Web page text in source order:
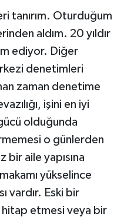
tanırım. Oturduğum
aldım. 20 yıldır
ediyor. Diğer
denetimleri
zaman denetime
işini en iyi
olduğunda
o günlerden
bir aile yapısına
yükselince
vardır. Eski bir
etmesi veya bir